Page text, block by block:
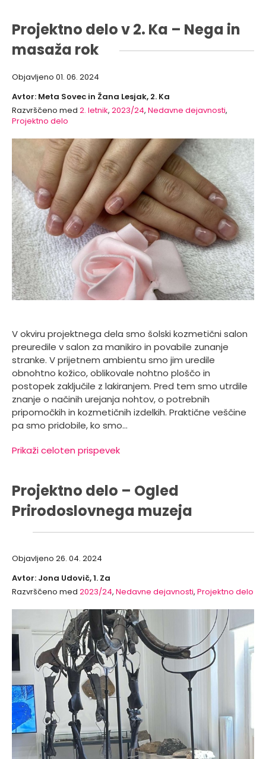
Projektno delo v 2. Ka – Nega in
masaža rok
Objavljeno 01. 06. 2024
Avtor: Meta Sovec in Žana Lesjak, 2. Ka
Razvrščeno med 2. letnik, 2023/24, Nedavne dejavnosti,
Projektno delo
V okviru projektnega dela smo šolski kozmetični salon
preuredile v salon za manikiro in povabile zunanje
stranke. V prijetnem ambientu smo jim uredile
obnohtno kožico, oblikovale nohtno ploščo in
postopek zaključile z lakiranjem. Pred tem smo utrdile
znanje o načinih urejanja nohtov, o potrebnih
pripomočkih in kozmetičnih izdelkih. Praktične veščine
pa smo pridobile, ko smo…
Prikaži celoten prispevek
Projektno delo – Ogled
Prirodoslovnega muzeja
Objavljeno 26. 04. 2024
Avtor: Jona Udovič, 1. Za
Razvrščeno med 2023/24, Nedavne dejavnosti, Projektno delo